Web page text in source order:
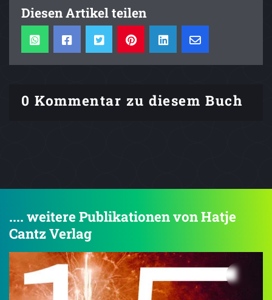
Diesen Artikel teilen
0 Kommentar zu diesem Buch
.... weitere Publikationen von Hatje
Cantz Verlag